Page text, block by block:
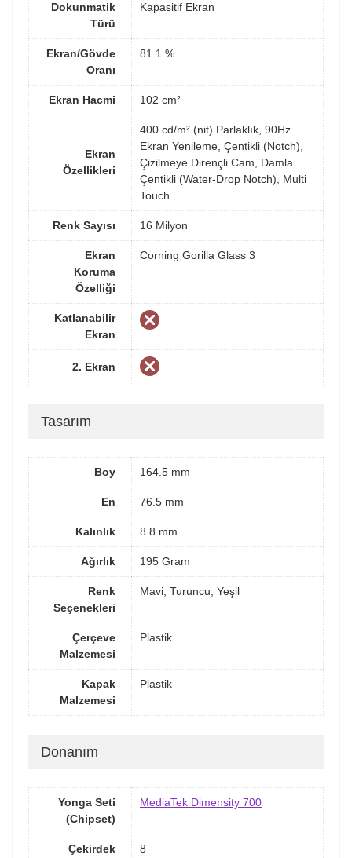
Dokunmatik
Türü
Kapasitif Ekran
Ekran/Gövde
Oranı
81.1 %
Ekran Hacmi 102 cm²
Ekran
Özellikleri
400 cd/m² (nit) Parlaklık, 90Hz
Ekran Yenileme, Çentikli (Notch),
Çizilmeye Dirençli Cam, Damla
Çentikli (Water-Drop Notch), Multi
Touch
Renk Sayısı 16 Milyon
Ekran
Koruma
Özelliği
Corning Gorilla Glass 3
Katlanabilir
Ekran
2. Ekran
Tasarım
Boy 164.5 mm
En 76.5 mm
Kalınlık 8.8 mm
Ağırlık 195 Gram
Renk
Seçenekleri
Mavi, Turuncu, Yeşil
Çerçeve
Malzemesi
Plastik
Kapak
Malzemesi
Plastik
Donanım
Yonga Seti
(Chipset)
MediaTek Dimensity 700
Çekirdek 8